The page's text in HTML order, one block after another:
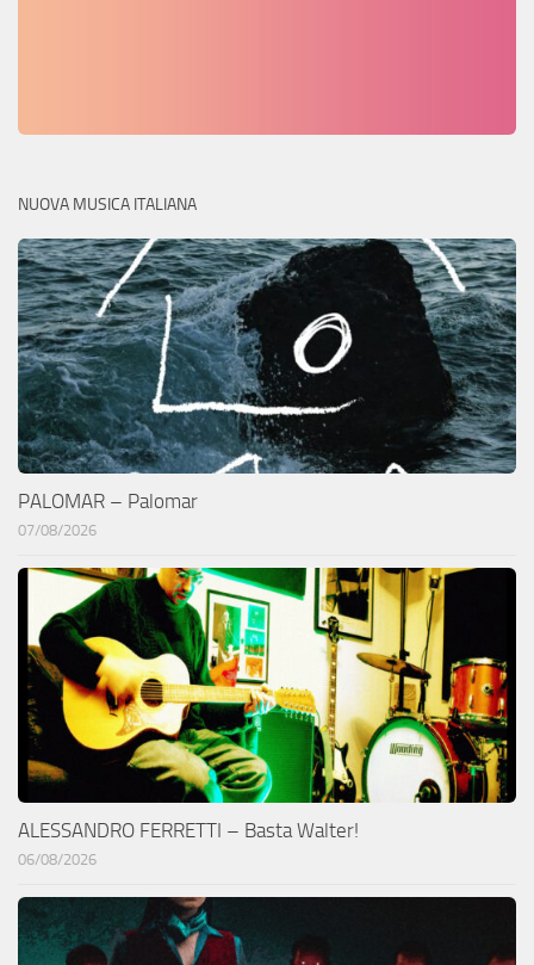
NUOVA MUSICA ITALIANA
PALOMAR – Palomar
07/08/2026
ALESSANDRO FERRETTI – Basta Walter!
06/08/2026